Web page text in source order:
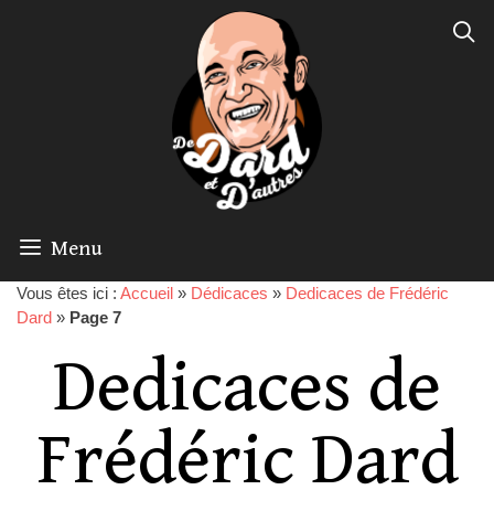
Menu
Vous êtes ici : Accueil » Dédicaces » Dedicaces de Frédéric
Dard » Page 7
Dedicaces de
Frédéric Dard